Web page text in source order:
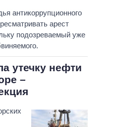
антикоррупционного
арест
подозреваемый уже
утечку нефти
–